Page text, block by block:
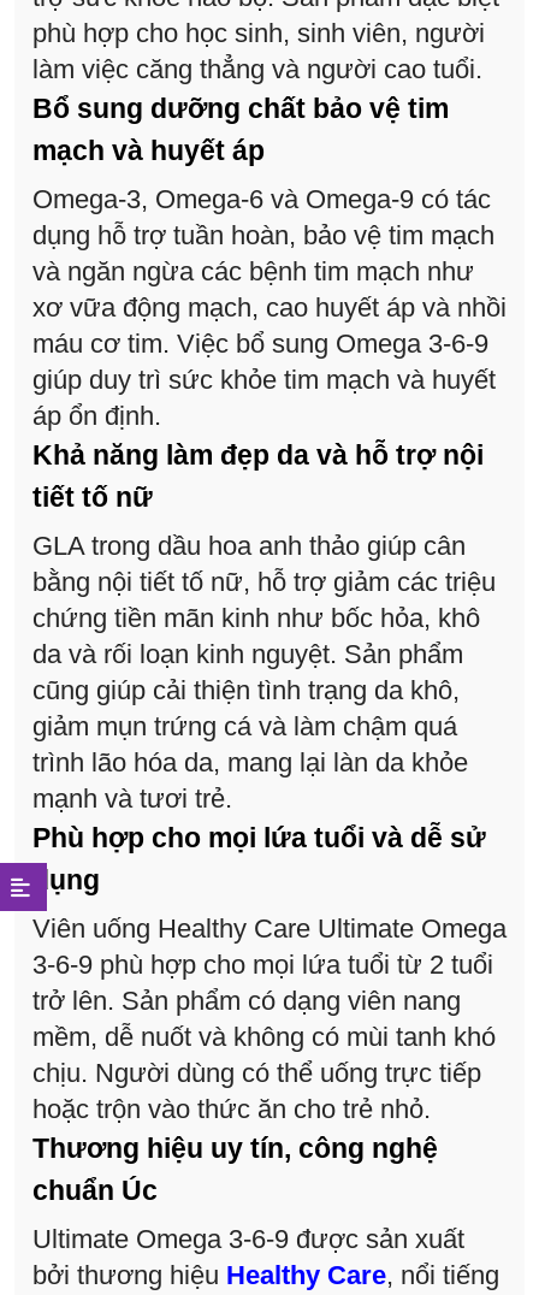
phù hợp cho học sinh, sinh viên, người
làm việc căng thẳng và người cao tuổi.
Bổ sung dưỡng chất bảo vệ tim
mạch và huyết áp
Omega-3, Omega-6 và Omega-9 có tác
dụng hỗ trợ tuần hoàn, bảo vệ tim mạch
và ngăn ngừa các bệnh tim mạch như
xơ vữa động mạch, cao huyết áp và nhồi
máu cơ tim. Việc bổ sung Omega 3-6-9
giúp duy trì sức khỏe tim mạch và huyết
áp ổn định.
Khả năng làm đẹp da và hỗ trợ nội
tiết tố nữ
GLA trong dầu hoa anh thảo giúp cân
bằng nội tiết tố nữ, hỗ trợ giảm các triệu
chứng tiền mãn kinh như bốc hỏa, khô
da và rối loạn kinh nguyệt. Sản phẩm
cũng giúp cải thiện tình trạng da khô,
giảm mụn trứng cá và làm chậm quá
trình lão hóa da, mang lại làn da khỏe
mạnh và tươi trẻ.
Phù hợp cho mọi lứa tuổi và dễ sử
dụng
Viên uống Healthy Care Ultimate Omega
3-6-9 phù hợp cho mọi lứa tuổi từ 2 tuổi
trở lên. Sản phẩm có dạng viên nang
mềm, dễ nuốt và không có mùi tanh khó
chịu. Người dùng có thể uống trực tiếp
hoặc trộn vào thức ăn cho trẻ nhỏ.
Thương hiệu uy tín, công nghệ
chuẩn Úc
Ultimate Omega 3-6-9 được sản xuất
bởi thương hiệu Healthy Care, nổi tiếng